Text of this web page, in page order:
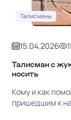
Талисманы
15.04.2026
Талисман с
носить
Кому и как
пришедшим к